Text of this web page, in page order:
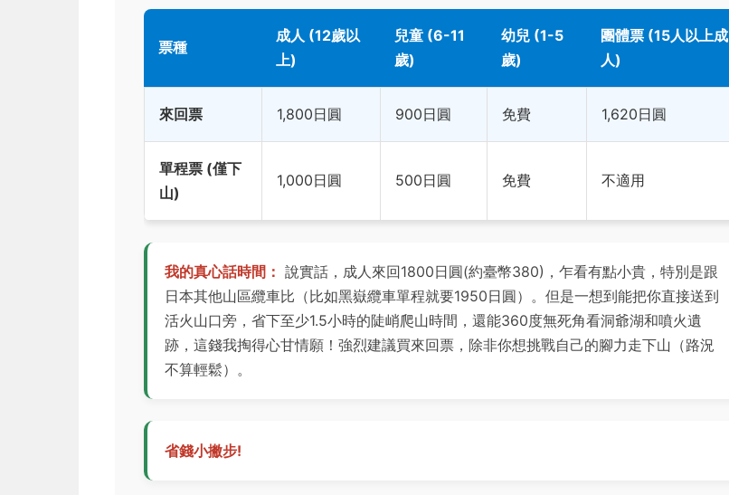
票種
成人 (12歲以
上)
兒童 (6-11
歲)
幼兒 (1-5
歲)
團體票 (15人以上成
人)
來回票 1,800日圓 900日圓 免費 1,620日圓
單程票 (僅下
山)
1,000日圓 500日圓 免費 不適用
我的真心話時間： 說實話，成人來回1800日圓(約臺幣380)，乍看有點小貴，特別是跟
日本其他山區纜車比（比如黑嶽纜車單程就要1950日圓）。但是一想到能把你直接送到
活火山口旁，省下至少1.5小時的陡峭爬山時間，還能360度無死角看洞爺湖和噴火遺
跡，這錢我掏得心甘情願！強烈建議買來回票，除非你想挑戰自己的腳力走下山（路況
不算輕鬆）。
省錢小撇步!